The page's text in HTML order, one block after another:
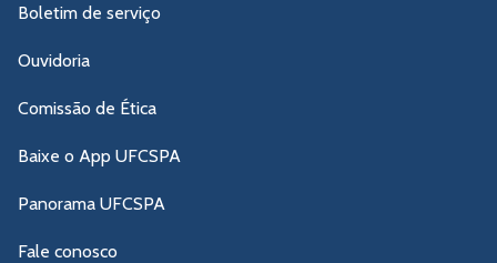
Boletim de serviço
Ouvidoria
Comissão de Ética
Baixe o App UFCSPA
Panorama UFCSPA
Fale conosco